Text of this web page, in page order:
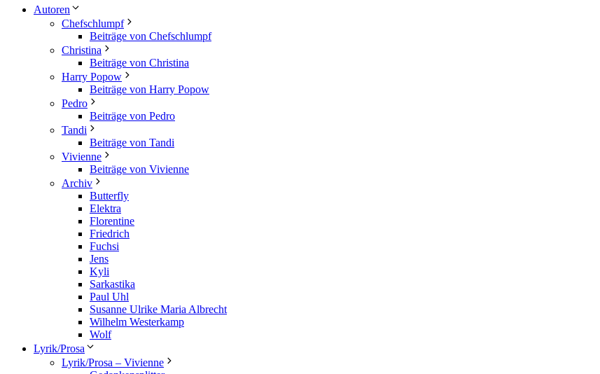
Autoren
Chefschlumpf
Beiträge von Chefschlumpf
Christina
Beiträge von Christina
Harry Popow
Beiträge von Harry Popow
Pedro
Beiträge von Pedro
Tandi
Beiträge von Tandi
Vivienne
Beiträge von Vivienne
Archiv
Butterfly
Elektra
Florentine
Friedrich
Fuchsi
Jens
Kyli
Sarkastika
Paul Uhl
Susanne Ulrike Maria Albrecht
Wilhelm Westerkamp
Wolf
Lyrik/Prosa
Lyrik/Prosa – Vivienne